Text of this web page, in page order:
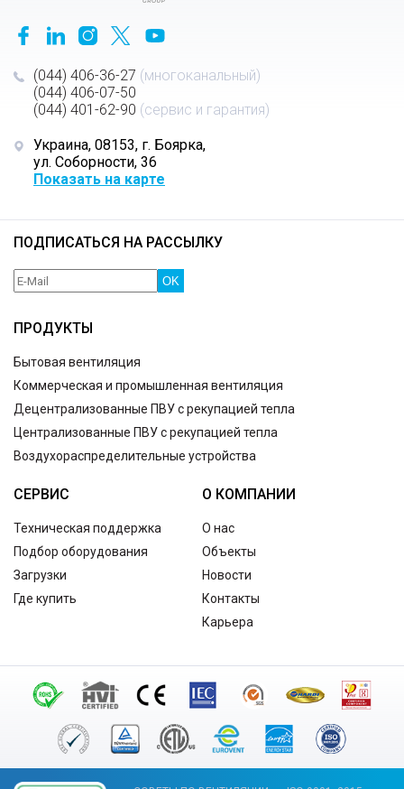
(044) 406-36-27 (многоканальный)
(044) 406-07-50
(044) 401-62-90 (сервис и гарантия)
Украина, 08153, г. Боярка,
ул. Соборности, 36
Показать на карте
ПОДПИСАТЬСЯ НА РАССЫЛКУ
OK
ПРОДУКТЫ
Бытовая вентиляция
Коммерческая и промышленная вентиляция
Децентрализованные ПВУ с рекупацией тепла
Централизованные ПВУ с рекупацией тепла
Воздухораспределительные устройства
СЕРВИС
Техническая поддержка
Подбор оборудования
Загрузки
Где купить
О КОМПАНИИ
О нас
Объекты
Новости
Контакты
Карьера